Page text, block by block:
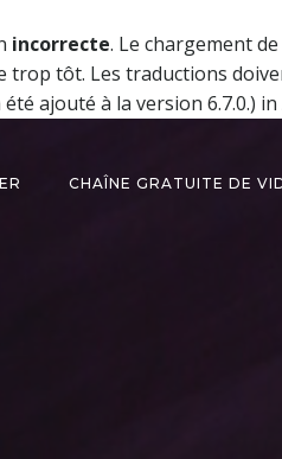
incorrecte. Le chargement
trop tôt. Les traductions
ajouté à la version 6.7.0.) in
CHAÎNE GRATUITE DE